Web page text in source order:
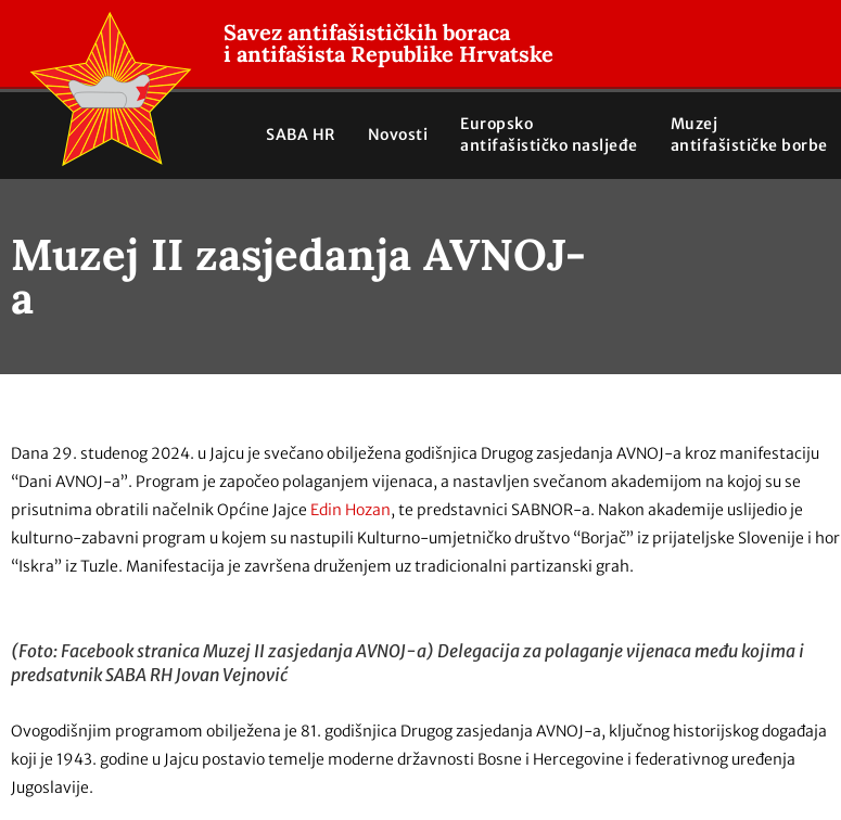
Savez antifašističkih boraca
i antifašista Republike Hrvatske
SABA HR Novosti
Europsko
antifašističko nasljeđe
Muzej
antifašističke borbe
Muzej II zasjedanja AVNOJ-
a
Dana 29. studenog 2024. u Jajcu je svečano obilježena godišnjica Drugog zasjedanja AVNOJ-a kroz manifestaciju
“Dani AVNOJ-a”. Program je započeo polaganjem vijenaca, a nastavljen svečanom akademijom na kojoj su se
prisutnima obratili načelnik Općine Jajce Edin Hozan, te predstavnici SABNOR-a. Nakon akademije uslijedio je
kulturno-zabavni program u kojem su nastupili Kulturno-umjetničko društvo “Borjač” iz prijateljske Slovenije i hor
“Iskra” iz Tuzle. Manifestacija je završena druženjem uz tradicionalni partizanski grah.
(Foto: Facebook stranica Muzej II zasjedanja AVNOJ-a) Delegacija za polaganje vijenaca među kojima i
predsatvnik SABA RH Jovan Vejnović
Ovogodišnjim programom obilježena je 81. godišnjica Drugog zasjedanja AVNOJ-a, ključnog historijskog događaja
koji je 1943. godine u Jajcu postavio temelje moderne državnosti Bosne i Hercegovine i federativnog uređenja
Jugoslavije.